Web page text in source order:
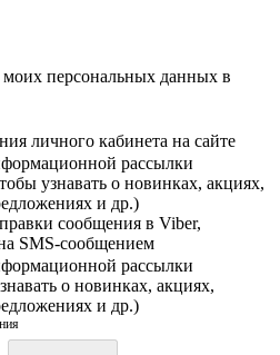
моих персональных данных в
личного кабинета на сайте
рассылки
узнавать о новинках, акциях,
и др.)
сообщения в Viber,
SMS-сообщением
рассылки
о новинках, акциях,
и др.)